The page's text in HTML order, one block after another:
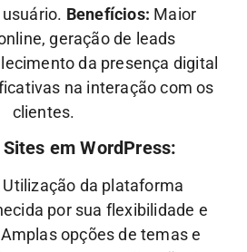
Benefícios: Maior
geração de leads
da presença digital
na interação com os
clientes.
em WordPress:
Utilização da plataforma
por sua flexibilidade e
opções de temas e